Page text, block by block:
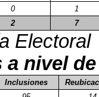
0
1
2 7
Electoral
nivel
Inclusiones